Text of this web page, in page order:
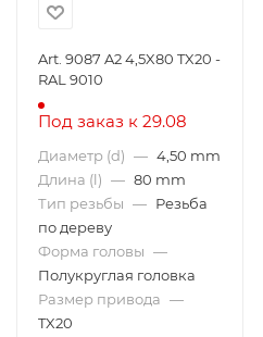
Art. 9087 A2 4,5X80 TX20 -
RAL 9010
Под заказ к 29.08
Диаметр (d) — 4,50 mm
Длина (l) — 80 mm
Тип резьбы — Резьба
по дереву
Форма головы —
Полукруглая головка
Размер привода —
TX20